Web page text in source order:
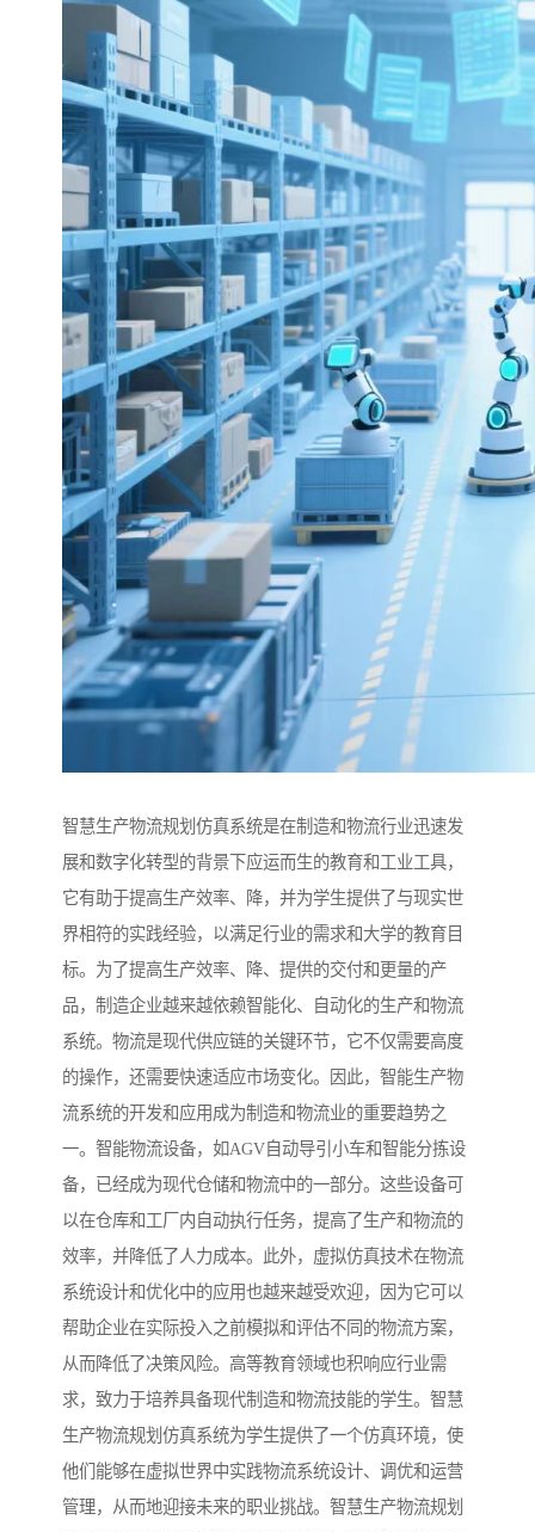
智慧生产物流规划仿真系统是在制造和物流行业迅速发
展和数字化转型的背景下应运而生的教育和工业工具，
它有助于提高生产效率、降，并为学生提供了与现实世
界相符的实践经验，以满足行业的需求和大学的教育目
标。为了提高生产效率、降、提供的交付和更量的产
品，制造企业越来越依赖智能化、自动化的生产和物流
系统。物流是现代供应链的关键环节，它不仅需要高度
的操作，还需要快速适应市场变化。因此，智能生产物
流系统的开发和应用成为制造和物流业的重要趋势之
一。智能物流设备，如AGV自动导引小车和智能分拣设
备，已经成为现代仓储和物流中的一部分。这些设备可
以在仓库和工厂内自动执行任务，提高了生产和物流的
效率，并降低了人力成本。此外，虚拟仿真技术在物流
系统设计和优化中的应用也越来越受欢迎，因为它可以
帮助企业在实际投入之前模拟和评估不同的物流方案，
从而降低了决策风险。高等教育领域也积响应行业需
求，致力于培养具备现代制造和物流技能的学生。智慧
生产物流规划仿真系统为学生提供了一个仿真环境，使
他们能够在虚拟世界中实践物流系统设计、调优和运营
管理，从而地迎接未来的职业挑战。智慧生产物流规划